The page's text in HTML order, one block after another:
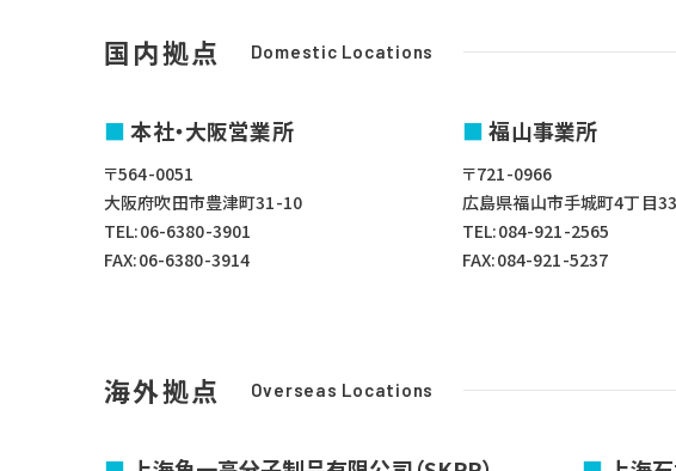
国内拠点 Domestic Locations
本社・大阪営業所
〒564-0051
大阪府吹田市豊津町31-10
TEL:06-6380-3901
FAX:06-6380-3914
福山事業所
〒721-0966
広島県福山市手城町4丁目
TEL:084-921-2565
FAX:084-921-5237
海外拠点 Overseas Locations